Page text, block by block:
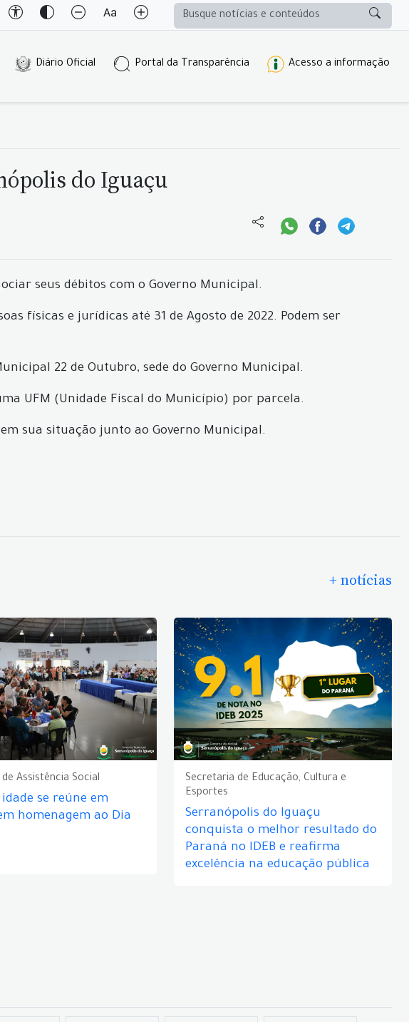
Diário Oficial Portal da Transparência Acesso a informação
do Iguaçu
seus débitos com o Governo Municipal.
físicas e jurídicas até 31 de Agosto de 2022. Podem ser
22 de Outubro, sede do Governo Municipal.
UFM (Unidade Fiscal do Município) por parcela.
sua situação junto ao Governo Municipal.
+ notícias
Assistência Social
se reúne em
homenagem ao Dia
Secretaria de Educação, Cultura e
Esportes
Serranópolis do Iguaçu
conquista o melhor resultado do
Paraná no IDEB e reafirma
excelência na educação pública